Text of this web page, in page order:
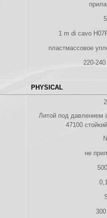
1 m di cavo
пластмассовое
220-
PHYSICAL
Литой под давлением
47100
не